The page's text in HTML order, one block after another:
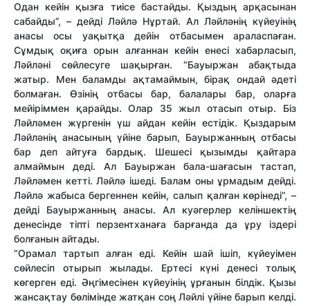
Одан кейін қызға тиісе бастайды. Қыздың арқасынан
сабайды”, – дейді Ләйлә Нұртай. Ал Ләйләнің күйеуінің
анасы осы уақытқа дейін отбасымен араласпаған.
Сұмдық оқиға орын алғаннан кейін енесі хабарласып,
Ләйләні сөйлесуге шақырған. “Бауыржан абақтыда
жатыр. Мен баламды ақтамаймын, бірақ ондай әдеті
болмаған. Өзінің отбасы бар, балалары бар, оларға
мейіріммен қарайды. Олар 35 жыл отасып отыр. Біз
Ләйләмен жүргенін үш айдан кейін естідік. Қыздарым
Ләйләнің анасының үйіне барып, Бауыржанның отбасы
бар деп айтуға бардық. Шешесі қызымды қайтара
алмаймын деді. Ал Бауыржан бала-шағасын тастап,
Ләйләмен кетті. Ләйлә ішеді. Балам оны ұрмадым дейді.
Ләйлә жабыса бергеннен кейін, салып қалған көрінеді”, –
дейді Бауыржанның анасы. Ал куәгерлер келіншектің
денесінде тіпті перзентханаға барғанда да ұру іздері
болғанын айтады.
“Орамал тартып алған еді. Кейін шай ішіп, күйеуімен
сөйлесіп отырып жылады. Ертесі күні денесі толық
көгерген еді. Әңгімесінен күйеуінің ұрғанын білдік. Қызы
жансақтау бөлімінде жатқан соң Ләйлі үйіне барып келді.